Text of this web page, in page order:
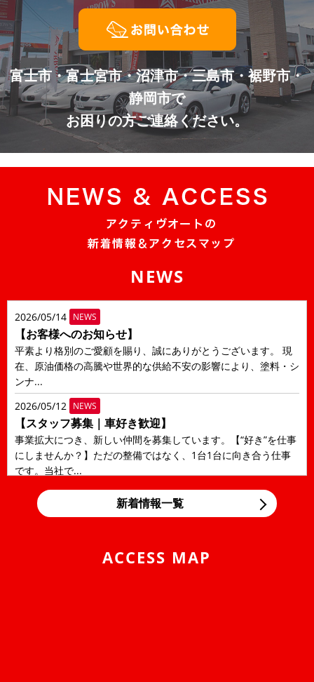
富士市・富士宮市・沼津市・三島市・裾野市・
静岡市で
お困りの方ご連絡ください。
NEWS
2026/05/14 NEWS
【お客様へのお知らせ】
平素より格別のご愛顧を賜り、誠にありがとうございます。 現
在、原油価格の高騰や世界的な供給不安の影響により、塗料・シ
ンナ...
2026/05/12 NEWS
【スタッフ募集｜車好き歓迎】
事業拡大につき、新しい仲間を募集しています。【“好き”を仕事
にしませんか？】ただの整備ではなく、1台1台に向き合う仕事
です。当社で...
2026/05/12
LINE公式アカウントのご案内
新着情報一覧
ACCESS MAP